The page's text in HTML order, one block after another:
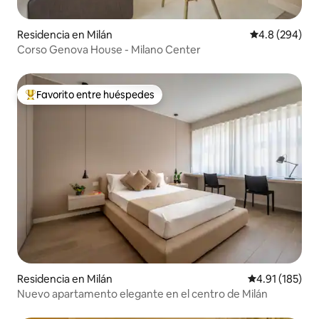
Residencia en Milán Calificación
4.8 (294)
Corso Genova House - Milano Center
De los mejores en Favorito entre huéspedes
Favorito entre huéspedes
Residencia en Milán Calificación
4.91 (185)
Nuevo apartamento elegante en el centro de Milán